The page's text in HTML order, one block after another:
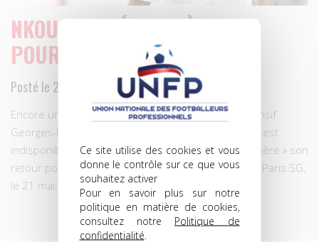
Ce site utilise des cookies et vous
donne le contrôle sur ce que vous
souhaitez activer
Pour en savoir plus sur notre
politique en matière de cookies,
consultez notre Politique de
confidentialité
NKOUDOU, RÉTABLI À TEMPS
POUR LA FINALE?
Posté le 22.04.2016 à 23h00
Encore un coup dur pour Marseille. Son milieu offensif
Georges-Kévin Nkoudou, blessé à la cuisse gauche, est
indisponible pour quatre semaines, mais l’OM « espère » son
retour pour la finale de la Coupe de France face au Paris SG,
le 21 mai.